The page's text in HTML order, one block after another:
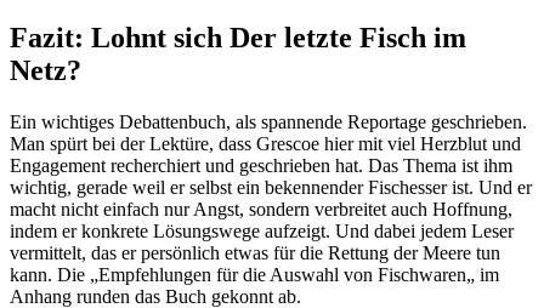
Fazit: Lohnt sich Der letzte Fisch im
Netz?
Ein wichtiges Debattenbuch, als spannende Reportage geschrieben.
Man spürt bei der Lektüre, dass Grescoe hier mit viel Herzblut und
Engagement recherchiert und geschrieben hat. Das Thema ist ihm
wichtig, gerade weil er selbst ein bekennender Fischesser ist. Und er
macht nicht einfach nur Angst, sondern verbreitet auch Hoffnung,
indem er konkrete Lösungswege aufzeigt. Und dabei jedem Leser
vermittelt, das er persönlich etwas für die Rettung der Meere tun
kann. Die „Empfehlungen für die Auswahl von Fischwaren„ im
Anhang runden das Buch gekonnt ab.